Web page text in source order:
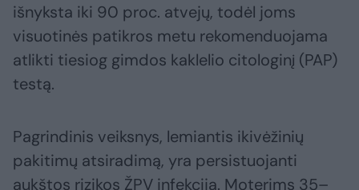
išnyksta iki 90 proc. atvejų, todėl joms
visuotinės patikros metu rekomenduojama
atlikti tiesiog gimdos kaklelio citologinį (PAP)
testą.
Pagrindinis veiksnys, lemiantis ikivėžinių
pakitimų atsiradimą, yra persistuojanti
aukštos rizikos ŽPV infekcija. Moterims 35–